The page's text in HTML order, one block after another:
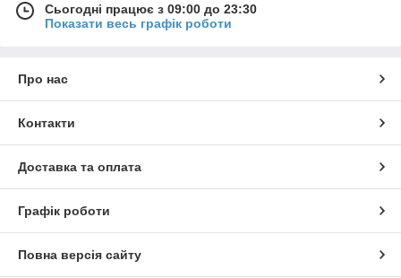
Сьогодні працює з 09:00 до 23:30
Показати весь графік роботи
Про нас
Контакти
Доставка та оплата
Графік роботи
Повна версія сайту